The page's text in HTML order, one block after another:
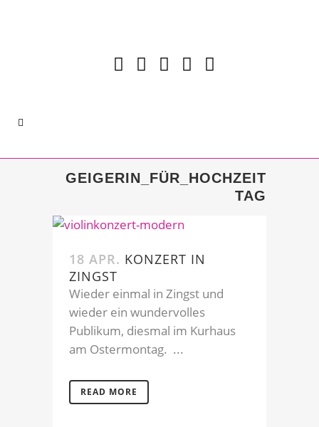
GEIGERIN_FÜR_HOCHZEIT
TAG
18 APR. KONZERT IN
ZINGST
Wieder einmal in Zingst und
wieder ein wundervolles
Publikum, diesmal im Kurhaus
am Ostermontag. ...
READ MORE